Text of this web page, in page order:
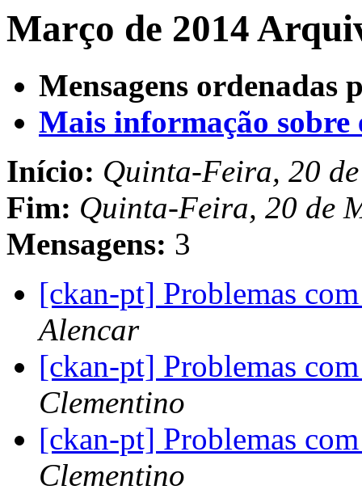
Março de 2014
Mensagens ordenadas
Mais informação sobre
Início: Quinta-Feira, 20
Fim: Quinta-Feira, 20 de
Mensagens: 3
[ckan-pt] Problemas
Alencar
[ckan-pt] Problemas
Clementino
[ckan-pt] Problemas
Clementino